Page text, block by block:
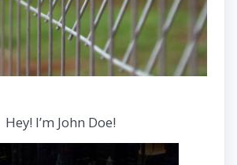
Hey! I’m John Doe!